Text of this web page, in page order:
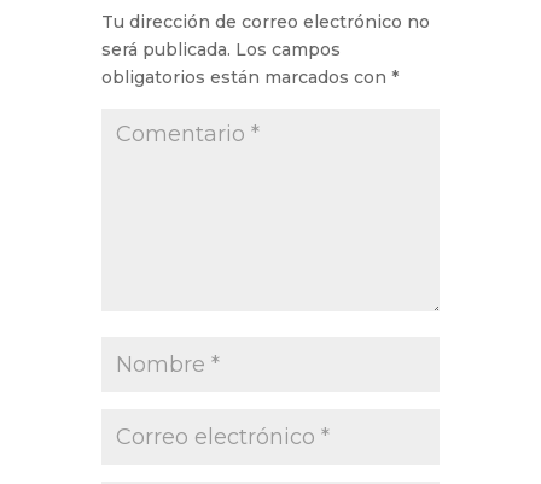
Tu dirección de correo electrónico no
será publicada. Los campos
obligatorios están marcados con *